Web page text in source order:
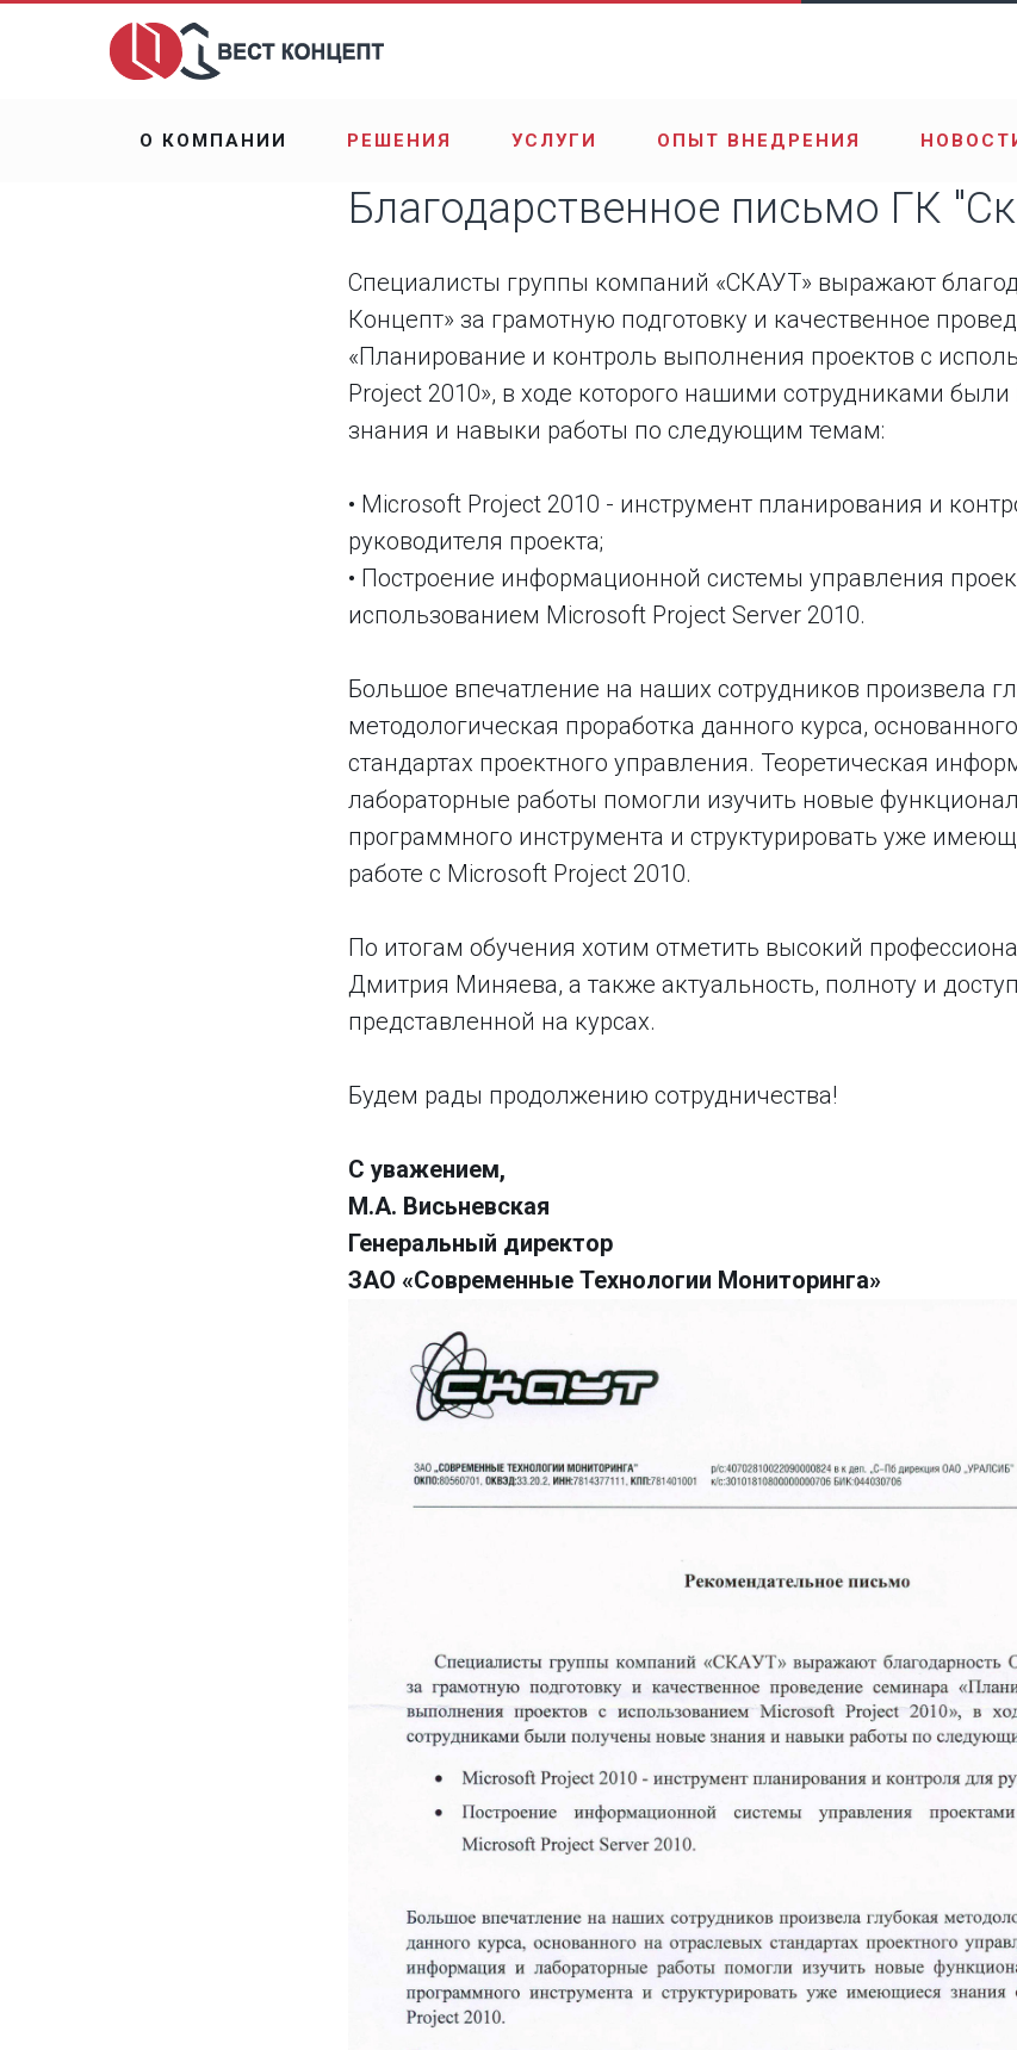
О КОМПАНИИ РЕШЕНИЯ УСЛУГИ ОПЫТ ВНЕДРЕНИЯ
Благодарственное письмо ГК
Специалисты группы компаний «СКАУТ» выражают
Концепт» за грамотную подготовку и качественное
«Планирование и контроль выполнения проектов с
Project 2010», в ходе которого нашими сотрудниками
знания и навыки работы по следующим темам:
• Microsoft Project 2010 - инструмент планирования и
руководителя проекта;
• Построение информационной системы управления
использованием Microsoft Project Server 2010.
Большое впечатление на наших сотрудников произвела
методологическая проработка данного курса,
стандартах проектного управления. Теоретическая
лабораторные работы помогли изучить новые
программного инструмента и структурировать уже
работе с Microsoft Project 2010.
По итогам обучения хотим отметить высокий
Дмитрия Миняева, а также актуальность, полноту и
представленной на курсах.
Будем рады продолжению сотрудничества!
С уважением,
М.А. Висьневская
Генеральный директор
ЗАО «Современные Технологии Мониторинга»